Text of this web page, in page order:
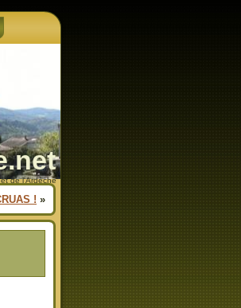
de l'Ardèche
! »